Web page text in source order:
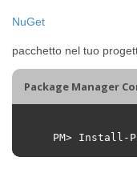
NuGet
pacchetto nel tuo
Package Manager
PM> Install -